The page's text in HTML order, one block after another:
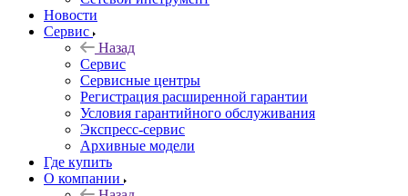
Новости
Сервис
Назад
Сервис
Сервисные центры
Регистрация расширенной гарантии
Условия гарантийного обслуживания
Экспресс-сервис
Архивные модели
Где купить
О компании